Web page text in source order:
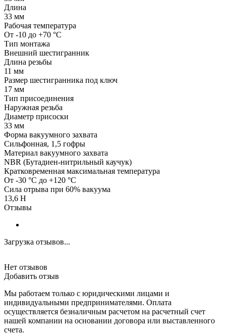
Длина
33 мм
Рабочая температура
От -10 до +70 °C
Тип монтажа
Внешний шестигранник
Длина резьбы
11 мм
Размер шестигранника под ключ
17 мм
Тип присоединения
Наружная резьба
Диаметр присоски
33 мм
Форма вакуумного захвата
Сильфонная, 1,5 гофры
Материал вакуумного захвата
NBR (Бутадиен-нитрильный каучук)
Кратковременная максимальная температура
От -30 °C до +120 °C
Сила отрыва при 60% вакуума
13,6 H
Отзывы
Загрузка отзывов...
Нет отзывов
Добавить отзыв
Мы работаем только с юридическими лицами и
индивидуальными предпринимателями. Оплата
осуществляется безналичным расчетом на расчетный счет
нашей компании на основании договора или выставленного
счета.